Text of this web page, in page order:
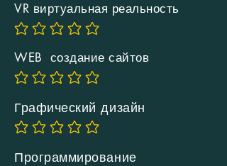
VR виртуальная реальность
Еще нет оценок
WEB создание сайтов
Еще нет оценок
Графический дизайн
Еще нет оценок
Программирование